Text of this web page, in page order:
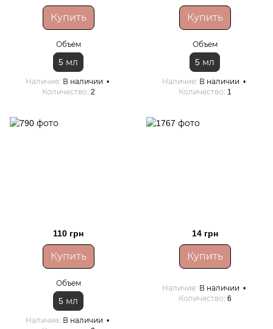
Купить
Объем
5 мл
Наличие В наличии
Количество 2
Купить
Объем
5 мл
Наличие В наличии
Количество 1
110 грн
Купить
Объем
5 мл
Наличие В наличии
14 грн
Купить
Наличие В наличии
Количество 6